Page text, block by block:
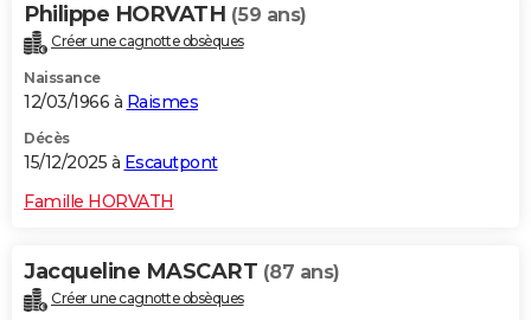
Philippe HORVATH (59 ans)
Créer une cagnotte obsèques
Naissance
12/03/1966 à Raismes
Décès
15/12/2025 à Escautpont
Famille HORVATH
Jacqueline MASCART (87 ans)
Créer une cagnotte obsèques